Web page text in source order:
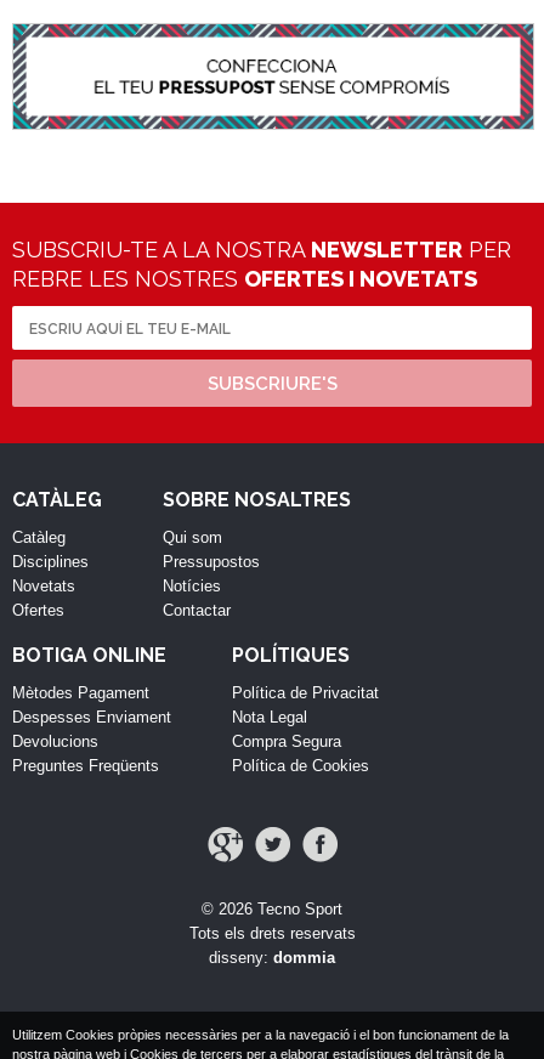
SUBSCRIU-TE A LA NOSTRA NEWSLETTER PER
REBRE LES NOSTRES OFERTES I NOVETATS
SUBSCRIURE'S
CATÀLEG
Catàleg
Disciplines
Novetats
Ofertes
SOBRE NOSALTRES
Qui som
Pressupostos
Notícies
Contactar
BOTIGA ONLINE
Mètodes Pagament
Despesses Enviament
Devolucions
Preguntes Freqüents
POLÍTIQUES
Política de Privacitat
Nota Legal
Compra Segura
Política de Cookies
© 2026 Tecno Sport
Tots els drets reservats
disseny: dommia
Utilitzem Cookies pròpies necessàries per a la navegació i el bon funcionament de la
nostra pàgina web i Cookies de tercers per a elaborar estadístiques del trànsit de la